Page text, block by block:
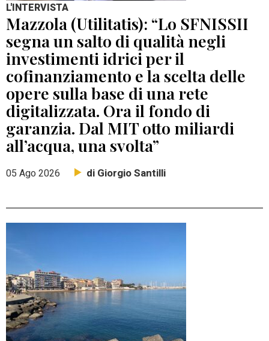
L'INTERVISTA
Mazzola (Utilitatis): “Lo SFNISSII
segna un salto di qualità negli
investimenti idrici per il
cofinanziamento e la scelta delle
opere sulla base di una rete
digitalizzata. Ora il fondo di
garanzia. Dal MIT otto miliardi
all’acqua, una svolta”
05 Ago 2026 di Giorgio Santilli